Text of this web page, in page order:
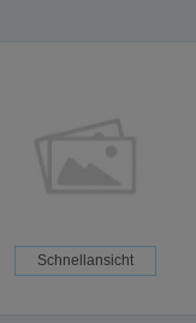
Schnellansicht